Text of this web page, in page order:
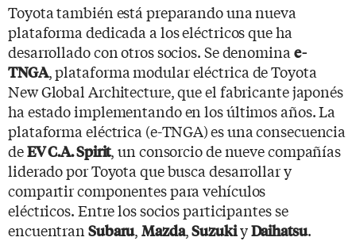
Toyota también está preparando una nueva
plataforma dedicada a los eléctricos que ha
desarrollado con otros socios. Se denomina e-
TNGA, plataforma modular eléctrica de Toyota
New Global Architecture, que el fabricante japonés
ha estado implementando en los últimos años. La
plataforma eléctrica (e-TNGA)es una consecuencia
deEV C.A. Spirit, un consorcio de nueve compañías
liderado por Toyota que busca desarrollar y
compartir componentes para vehículos
eléctricos. Entre los socios participantes se
encuentran Subaru,Mazda,SuzukiyDaihatsu.